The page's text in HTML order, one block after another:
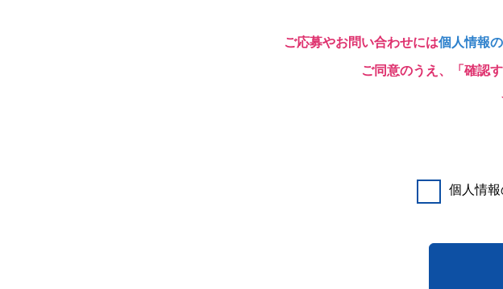
ご応募やお問い合わせには個人情報
ご同意のうえ、「確認
個人情報